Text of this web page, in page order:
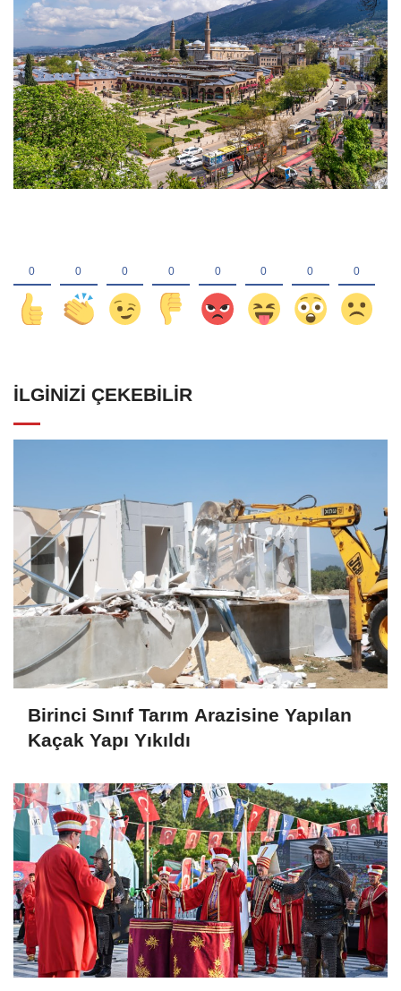
İLGINIZI ÇEKEBILIR
Birinci Sınıf Tarım Arazisine Yapılan
Kaçak Yapı Yıkıldı